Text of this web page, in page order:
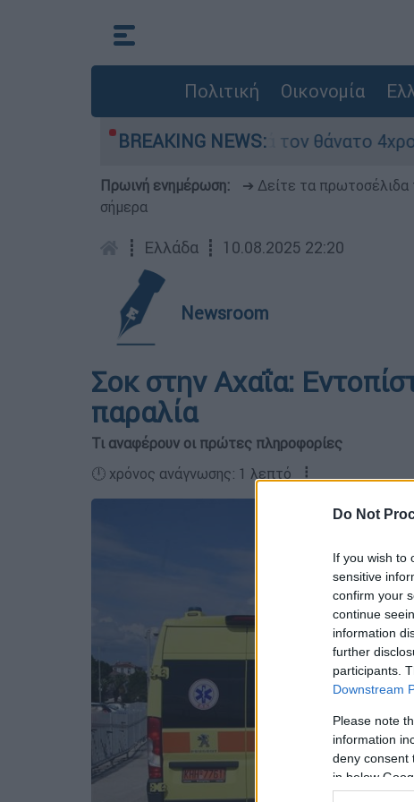
Do Not
If you wish to
sensitive
confirm your
continue
information
further
participants.
Downstream
Please note
information
deny consent
in below
Πολιτική Οικονομία
BREAKING NEWS:
μέτρα ασφαλείας μετά τον θάνατο 4χρονου
Πρωινή ενημέρωση: ➔ Δείτε τα
σήμερα
┋ Ελλάδα ┋ 10.08.2025 22:20
Newsroom
Σοκ στην Αχαΐα:
παραλία
Τι αναφέρουν οι πρώτες πληροφορίες
🕛 χρόνος ανάγνωσης: 1 λεπτό ┋